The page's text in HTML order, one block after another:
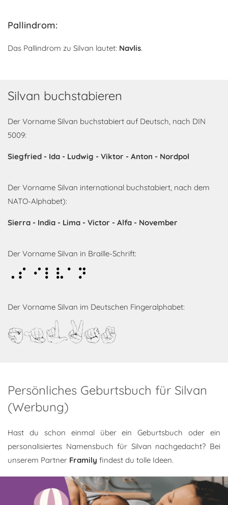
Pallindrom:
Das Pallindrom zu Silvan lautet: Navlis.
Silvan buchstabieren
Der Vorname Silvan buchstabiert auf Deutsch, nach DIN
5009:
Siegfried - Ida - Ludwig - Viktor - Anton - Nordpol
Der Vorname Silvan international buchstabiert, nach dem
NATO-Alphabet):
Sierra - India - Lima - Victor - Alfa - November
Der Vorname Silvan in Braille-Schrift:
Silvan
Der Vorname Silvan im Deutschen Fingeralphabet:
Silvan
Persönliches Geburtsbuch für Silvan
(Werbung)
Hast du schon einmal über ein Geburtsbuch oder ein
personalisiertes Namensbuch für Silvan nachgedacht? Bei
unserem Partner Framily findest du tolle Ideen.